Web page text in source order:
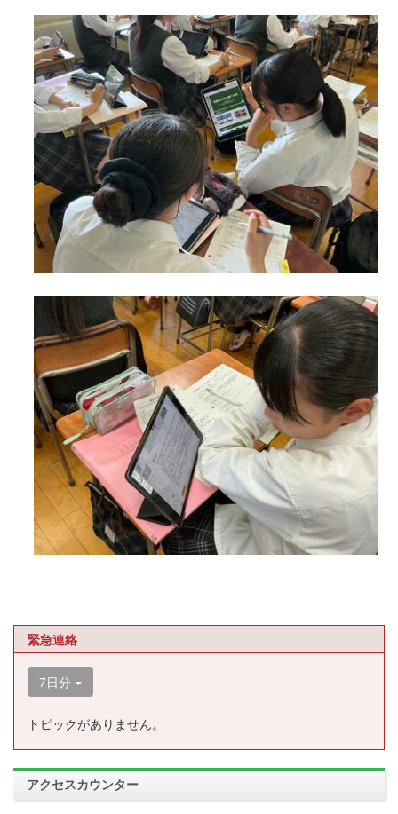
緊急連絡
7日分
トピックがありません。
アクセスカウンター